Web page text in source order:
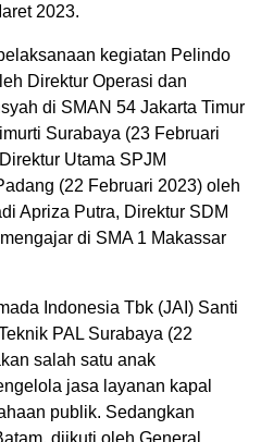
2023.
kegiatan Pelindo
Direktur Operasi dan
di SMAN 54 Jakarta Timur
Surabaya (23 Februari
Utama SPJM
(22 Februari 2023) oleh
Apriza Putra, Direktur SDM
di SMA 1 Makassar
Indonesia Tbk (JAI) Santi
PAL Surabaya (22
salah satu anak
jasa layanan kapal
publik. Sedangkan
diikuti oleh General